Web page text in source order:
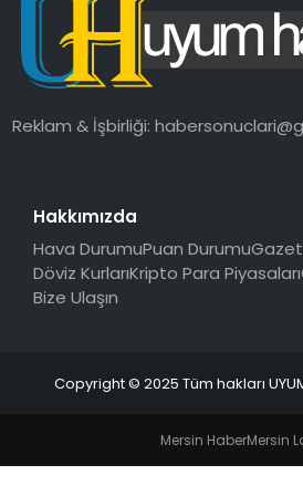
SAĞLIK
MAGAZIN
Reklam & İşbirliği:
Hakkımızda
Hava DurumuPuan Durumu
Döviz KurlarıKripto Para Piyasaları
Bize Ulaşın
Copyright © 2025 Tüm hakları
Mersin HaberMersin